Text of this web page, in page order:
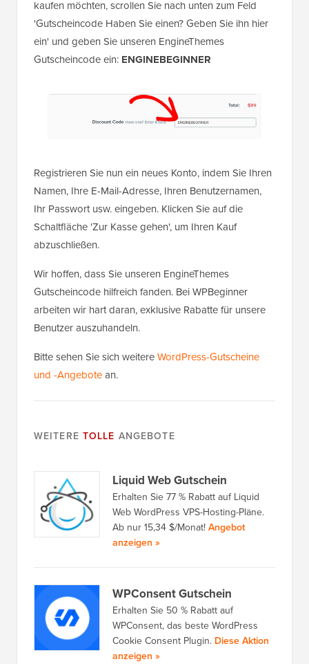
kaufen möchten, scrollen Sie nach unten zum Feld
'Gutscheincode Haben Sie einen? Geben Sie ihn hier
ein' und geben Sie unseren EngineThemes
Gutscheincode ein: ENGINEBEGINNER
Registrieren Sie nun ein neues Konto, indem Sie Ihren
Namen, Ihre E-Mail-Adresse, Ihren Benutzernamen,
Ihr Passwort usw. eingeben. Klicken Sie auf die
Schaltfläche 'Zur Kasse gehen', um Ihren Kauf
abzuschließen.
Wir hoffen, dass Sie unseren EngineThemes
Gutscheincode hilfreich fanden. Bei WPBeginner
arbeiten wir hart daran, exklusive Rabatte für unsere
Benutzer auszuhandeln.
Bitte sehen Sie sich weitereWordPress-Gutscheine
und -Angebotean.
WEITERE TOLLE ANGEBOTE
Liquid Web Gutschein
Erhalten Sie 77 % Rabatt auf Liquid
Web WordPress VPS-Hosting-Pläne.
Ab nur 15,34 $/Monat!Angebot
anzeigen »
WPConsent Gutschein
Erhalten Sie 50 % Rabatt auf
WPConsent, das beste WordPress
Cookie Consent Plugin. Diese Aktion
anzeigen »